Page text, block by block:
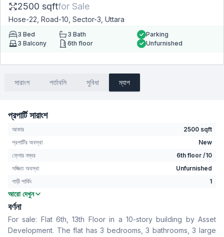
2500 sqftfor Sale
Hose-22, Road-10, Sector-3, Uttara
3 Bed 3 Bath
3 Balcony 6th floor
Parking
Unfurnished
সারাংশ শর্তাবলি সুবিধা ম্যাপ
প্রপার্টি সারাংশ
আকার
2500 sqft
প্রপার্টির অবস্থা
New
ফ্লোর নম্বর
6th floor /10
সজ্জিত অবস্থা
Unfurnished
গাড়ী পার্কিং
1
বেডরুম
বাথরুম
বসার রুম
Yes
Drawing Room
Yes
আরো দেখুন
বর্ণনা
For sale: Flat 6th, 13th Floor in a 10-story building by Asset
Development. The flat has 3 bedrooms, 3 bathrooms, 3 large